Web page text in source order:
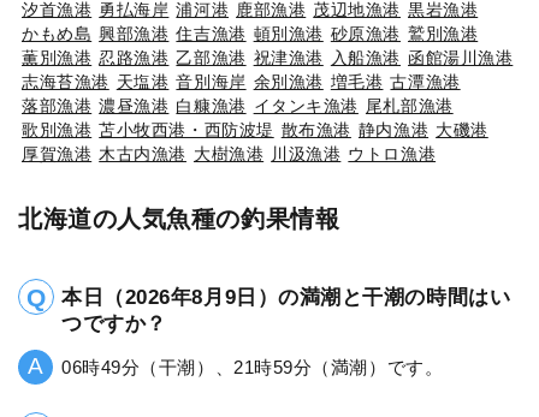
汐首漁港 勇払海岸 浦河港 鹿部漁港 茂辺地漁港 黒岩漁港
かもめ島 興部漁港 住吉漁港 頓別漁港 砂原漁港 鷲別漁港
薫別漁港 忍路漁港 乙部漁港 祝津漁港 入船漁港 函館湯川漁港
志海苔漁港 天塩港 音別海岸 余別漁港 増毛港 古潭漁港
落部漁港 濃昼漁港 白糠漁港 イタンキ漁港 尾札部漁港
歌別漁港 苫小牧西港・西防波堤 散布漁港 静内漁港 大磯港
厚賀漁港 木古内漁港 大樹漁港 川汲漁港 ウトロ漁港
北海道の人気魚種の釣果情報
本日（2026年8月9日）の満潮と干潮の時間はい
つですか？
06時49分（干潮）、21時59分（満潮）です。